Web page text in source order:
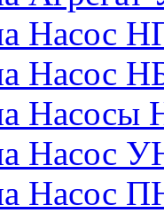
Насос
Насос
Насос
Насос